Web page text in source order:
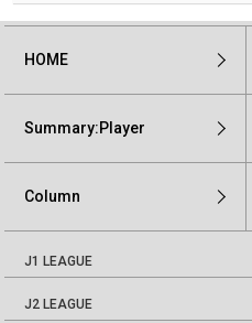
HOME
Summary:Player
Column
J1 LEAGUE
J2 LEAGUE